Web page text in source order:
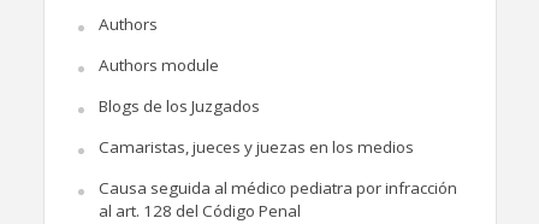
Authors
Authors module
Blogs de los Juzgados
Camaristas, jueces y juezas en los medios
Causa seguida al médico pediatra por infracción
al art. 128 del Código Penal